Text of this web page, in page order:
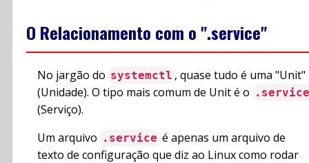
O Relacionamento com o ".service"
No jargão do systemctl , quase tudo é uma "Unit"
(Unidade). O tipo mais comum de Unit é o .service
(Serviço).
Um arquivo .service é apenas um arquivo de
texto de configuração que diz ao Linux como rodar